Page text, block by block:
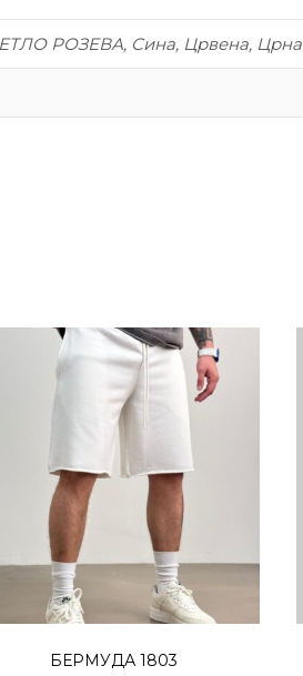
РОЗЕВА, Сина, Црвена, Црна
БЕРМУДА 1803